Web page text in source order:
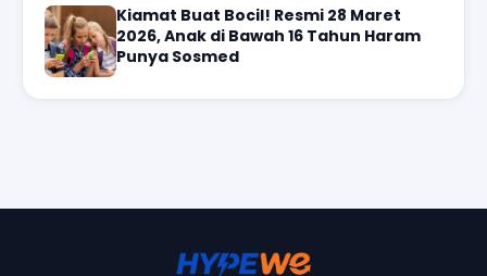
Kiamat Buat Bocil! Resmi 28 Maret
2026, Anak di Bawah 16 Tahun Haram
Punya Sosmed